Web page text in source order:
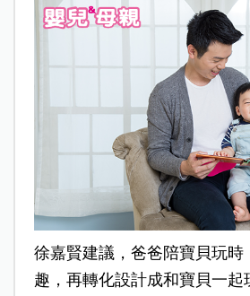
徐嘉賢建議，爸爸陪寶貝玩時
趣，再轉化設計成和寶貝一起